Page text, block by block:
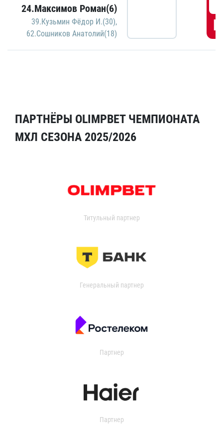
24.Максимов Роман(6)
39.Кузьмин Фёдор И.(30),
62.Сошников Анатолий(18)
ПАРТНЁРЫ OLIMPBET ЧЕМПИОНАТА
МХЛ СЕЗОНА 2025/2026
Титульный партнер
Генеральный партнер
Партнер
Партнер